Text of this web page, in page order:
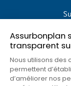
Assurbonplan
transparent
Nous utilisons des
permettent
d’améliorer nos